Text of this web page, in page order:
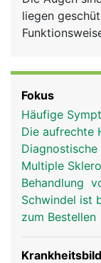
News
Rubriken
liegen
Blende beim
oder
einfallenden
auf der
Auges
Sehzentrum
Bild
Mensch zwei
Fokus
Häufige
Die aufrechte
Multiple
Behandlung
Schwindel ist
zum Bestellen